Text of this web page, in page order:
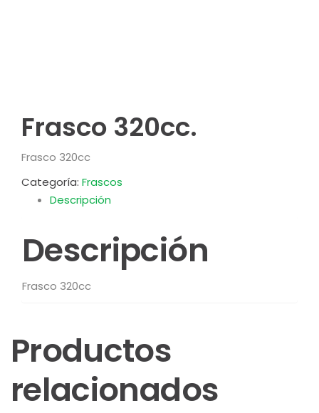
Frasco 320cc.
Frasco 320cc
Categoría: Frascos
Descripción
Descripción
Frasco 320cc
Productos
relacionados